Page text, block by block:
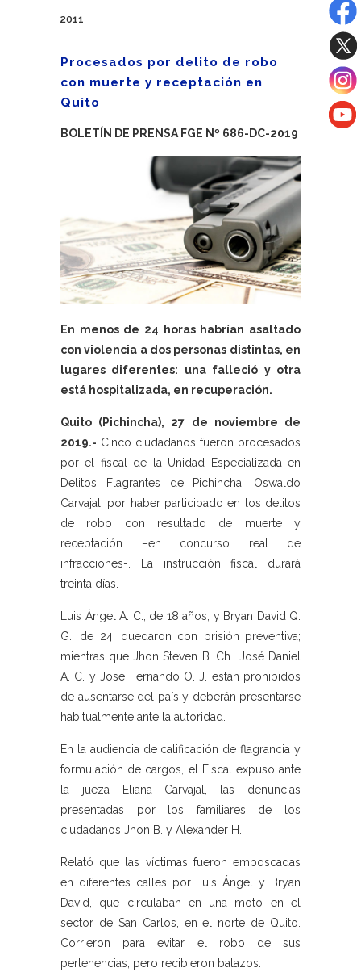
2011
Procesados por delito de robo
con muerte y receptación en
Quito
BOLETÍN DE PRENSA FGE Nº 686-DC-2019
En menos de 24 horas habrían asaltado
con violencia a dos personas distintas, en
lugares diferentes: una falleció y otra
está hospitalizada, en recuperación.
Quito (Pichincha), 27 de noviembre de
2019.- Cinco ciudadanos fueron procesados
por el fiscal de la Unidad Especializada en
Delitos Flagrantes de Pichincha, Oswaldo
Carvajal, por haber participado en los delitos
de robo con resultado de muerte y
receptación –en concurso real de
infracciones-. La instrucción fiscal durará
treinta días.
Luis Ángel A. C., de 18 años, y Bryan David Q.
G., de 24, quedaron con prisión preventiva;
mientras que Jhon Steven B. Ch., José Daniel
A. C. y José Fernando O. J. están prohibidos
de ausentarse del país y deberán presentarse
habitualmente ante la autoridad.
En la audiencia de calificación de flagrancia y
formulación de cargos, el Fiscal expuso ante
la jueza Eliana Carvajal, las denuncias
presentadas por los familiares de los
ciudadanos Jhon B. y Alexander H.
Relató que las víctimas fueron emboscadas
en diferentes calles por Luis Ángel y Bryan
David, que circulaban en una moto en el
sector de San Carlos, en el norte de Quito.
Corrieron para evitar el robo de sus
pertenencias, pero recibieron balazos.